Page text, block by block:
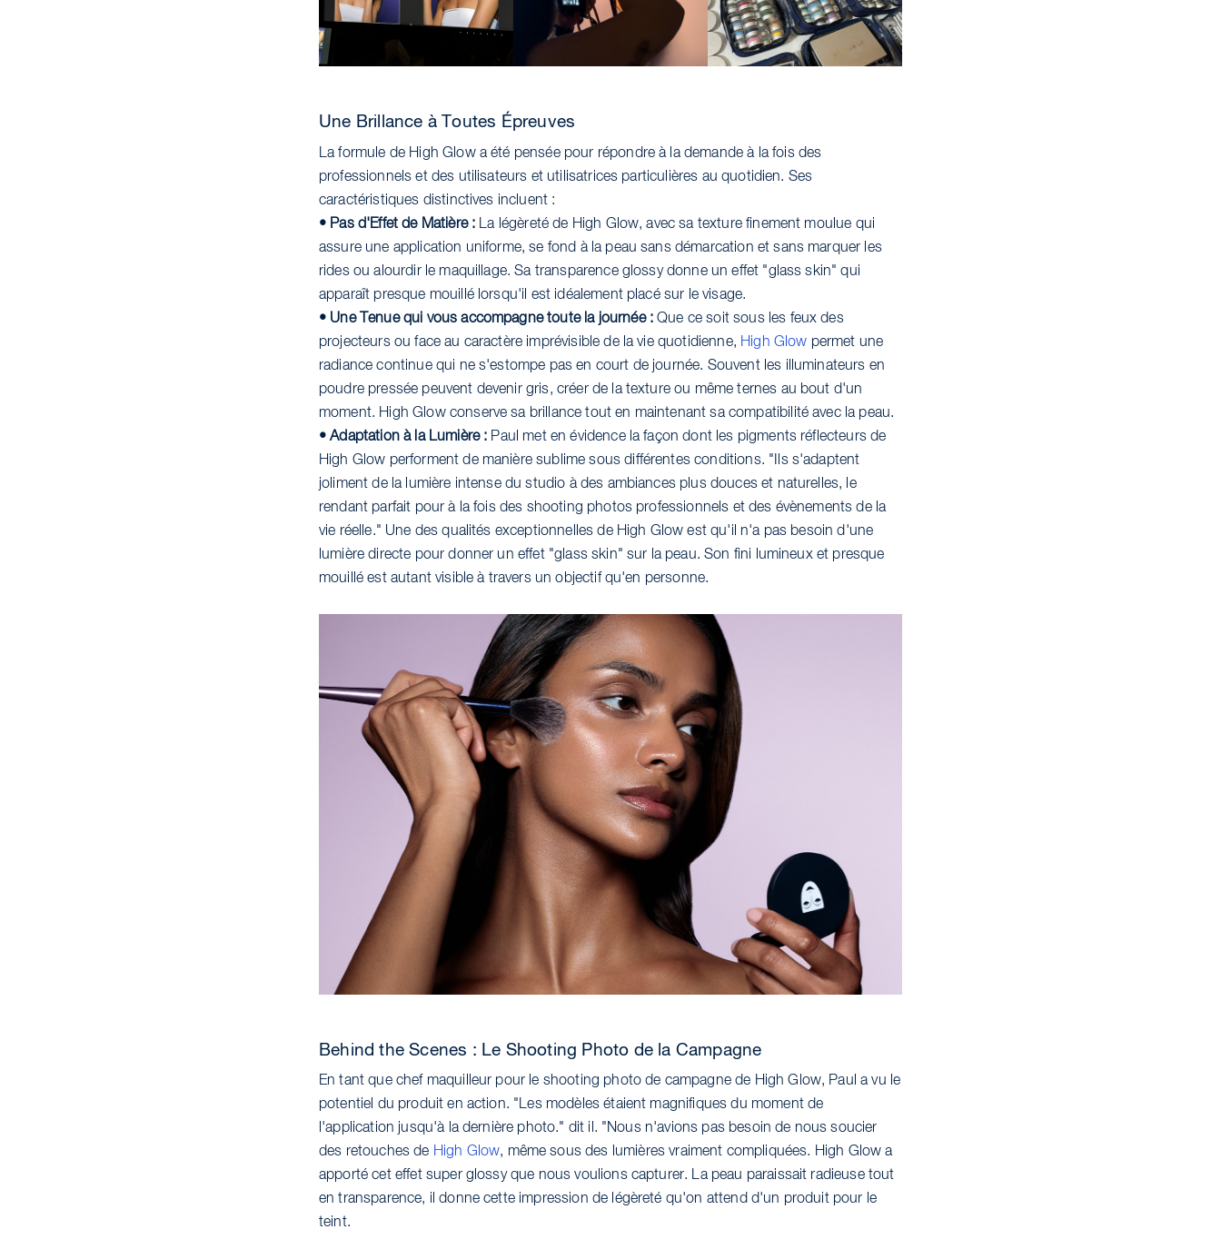
Une Brillance à Toutes Épreuves
La formule de High Glow a été pensée pour répondre à la demande à la fois des
professionnels et des utilisateurs et utilisatrices particulières au quotidien. Ses
caractéristiques distinctives incluent :
• Pas d'Effet de Matière : La légèreté de High Glow, avec sa texture finement moulue qui
assure une application uniforme, se fond à la peau sans démarcation et sans marquer les
rides ou alourdir le maquillage. Sa transparence glossy donne un effet "glass skin" qui
apparaît presque mouillé lorsqu'il est idéalement placé sur le visage.
• Une Tenue qui vous accompagne toute la journée :Que ce soit sous les feux des
projecteurs ou face au caractère imprévisible de la vie quotidienne, High Glow permet une
radiance continue qui ne s'estompe pas en court de journée. Souvent les illuminateurs en
poudre pressée peuvent devenir gris, créer de la texture ou même ternes au bout d'un
moment. High Glow conserve sa brillance tout en maintenant sa compatibilité avec la peau.
• Adaptation à la Lumière : Paul met en évidence la façon dont les pigments réflecteurs de
High Glow performent de manière sublime sous différentes conditions. "Ils s'adaptent
joliment de la lumière intense du studio à des ambiances plus douces et naturelles, le
rendant parfait pour à la fois des shooting photos professionnels et des évènements de la
vie réelle." Une des qualités exceptionnelles de High Glow est qu'il n'a pas besoin d'une
lumière directe pour donner un effet "glass skin" sur la peau. Son fini lumineux et presque
mouillé est autant visible à travers un objectif qu'en personne.
Behind the Scenes : Le Shooting Photo de la Campagne
En tant que chef maquilleur pour le shooting photo de campagne de High Glow, Paul a vu le
potentiel du produit en action. "Les modèles étaient magnifiques du moment de
l'application jusqu'à la dernière photo." dit il. "Nous n'avions pas besoin de nous soucier
des retouches de High Glow, même sous des lumières vraiment compliquées. High Glow a
apporté cet effet super glossy que nous voulions capturer. La peau paraissait radieuse tout
en transparence, il donne cette impression de légèreté qu'on attend d'un produit pour le
teint.